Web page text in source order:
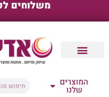
משלוחים
המוצרים
שלנו